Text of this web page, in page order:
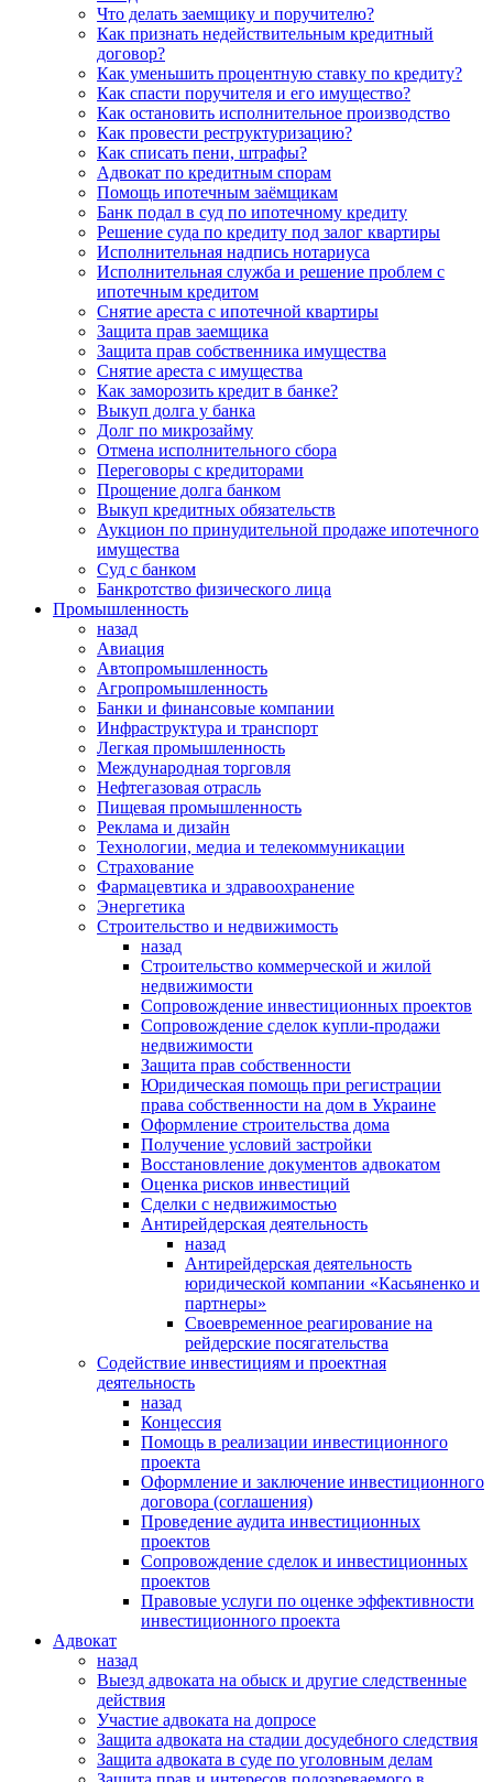
Что делать заемщику и поручителю?
Как признать недействительным кредитный
договор?
Как уменьшить процентную ставку по кредиту?
Как спасти поручителя и его имущество?
Как остановить исполнительное производство
Как провести реструктуризацию?
Как списать пени, штрафы?
Адвокат по кредитным спорам
Помощь ипотечным заёмщикам
Банк подал в суд по ипотечному кредиту
Решение суда по кредиту под залог квартиры
Исполнительная надпись нотариуса
Исполнительная служба и решение проблем с
ипотечным кредитом
Снятие ареста с ипотечной квартиры
Защита прав заемщика
Защита прав собственника имущества
Снятие ареста с имущества
Как заморозить кредит в банке?
Выкуп долга у банка
Долг по микрозайму
Отмена исполнительного сбора
Переговоры с кредиторами
Прощение долга банком
Выкуп кредитных обязательств
Аукцион по принудительной продаже ипотечного
имущества
Суд с банком
Банкротство физического лица
Промышленность
назад
Авиация
Автопромышленность
Агропромышленность
Банки и финансовые компании
Инфраструктура и транспорт
Легкая промышленность
Международная торговля
Нефтегазовая отрасль
Пищевая промышленность
Реклама и дизайн
Технологии, медиа и телекоммуникации
Страхование
Фармацевтика и здравоохранение
Энергетика
Строительство и недвижимость
назад
Строительство коммерческой и жилой
недвижимости
Сопровождение инвестиционных проектов
Сопровождение сделок купли-продажи
недвижимости
Защита прав собственности
Юридическая помощь при регистрации
права собственности на дом в Украине
Оформление строительства дома
Получение условий застройки
Восстановление документов адвокатом
Оценка рисков инвестиций
Сделки с недвижимостью
Антирейдерская деятельность
назад
Антирейдерская деятельность
юридической компании «Касьяненко и
партнеры»
Своевременное реагирование на
рейдерские посягательства
Содействие инвестициям и проектная
деятельность
назад
Концессия
Помощь в реализации инвестиционного
проекта
Оформление и заключение инвестиционного
договора (соглашения)
Проведение аудита инвестиционных
проектов
Сопровождение сделок и инвестиционных
проектов
Правовые услуги по оценке эффективности
инвестиционного проекта
Адвокат
назад
Выезд адвоката на обыск и другие следственные
действия
Участие адвоката на допросе
Защита адвоката на стадии досудебного следствия
Защита адвоката в суде по уголовным делам